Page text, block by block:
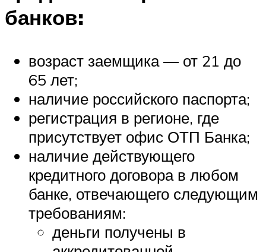
банков:
возраст заемщика — от 21 до
65 лет;
наличие российского паспорта;
регистрация в регионе, где
присутствует офис ОТП Банка;
наличие действующего
кредитного договора в любом
банке, отвечающего следующим
требованиям:
деньги получены в